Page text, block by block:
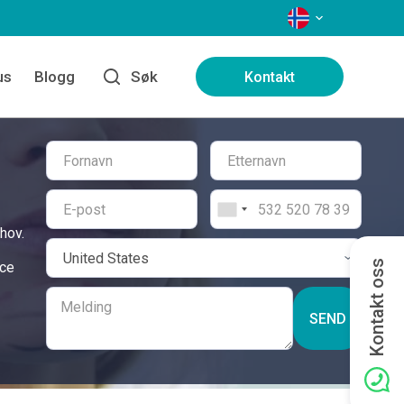
SPRÅK
Blogg Søk Kontakt
SEND Kontakt oss